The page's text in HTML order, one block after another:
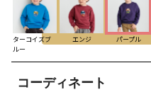
ターコイズブ
ルー
エンジ パープル
コーディネート